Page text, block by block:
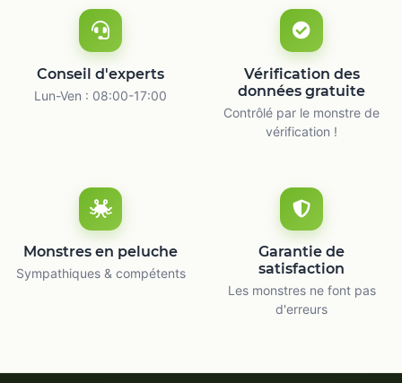
Conseil d'experts
Lun-Ven : 08:00-17:00
Vérification des
données gratuite
Contrôlé par le monstre de
vérification !
Monstres en peluche
Sympathiques & compétents
Garantie de
satisfaction
Les monstres ne font pas
d'erreurs